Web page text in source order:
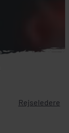
Rejseledere